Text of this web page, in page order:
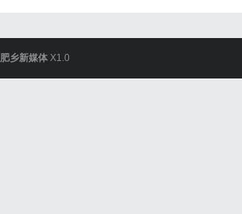
肥乡新媒体 X1.0